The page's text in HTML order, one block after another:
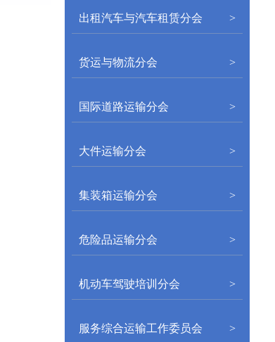
出租汽车与汽车租赁分会 >
货运与物流分会 >
国际道路运输分会 >
大件运输分会 >
集装箱运输分会 >
危险品运输分会 >
机动车驾驶培训分会 >
服务综合运输工作委员会 >